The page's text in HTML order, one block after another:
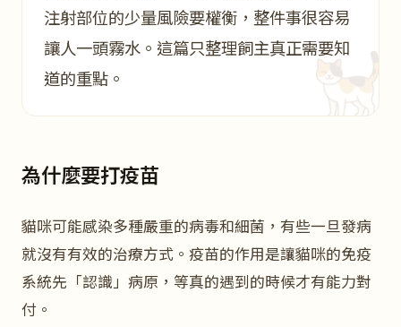
注射部位的少量風險要權衡，整件事很容易
讓人一頭霧水。這篇只整理飼主真正需要知
道的重點。
為什麼要打疫苗
貓咪可能感染多種嚴重的病毒和細菌，有些一旦發病
就沒有有效的治療方式。疫苗的作用是讓貓咪的免疫
系統先「認識」病原，等真的遇到的時候才有能力對
付。